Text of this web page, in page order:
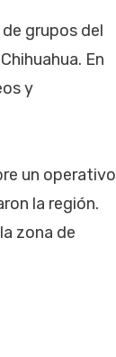
grupos del
En
y
un operativo
la región.
zona de